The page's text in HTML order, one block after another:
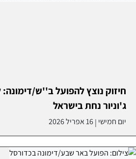
חיזוק נוצץ להפועל ב''ש/דימונה:
ג'וניור נחת בישראל
יום חמישי |16 אפריל 2026